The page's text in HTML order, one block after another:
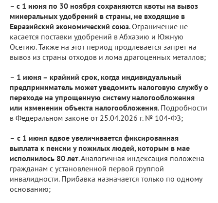
– с 1 июня по 30 ноября сохраняются квоты на вывоз
минеральных удобрений в страны, не входящие в
Евразийский экономический союз. Ограничение не
касается поставки удобрений в Абхазию и Южную
Осетию. Также на этот период продлевается запрет на
вывоз из страны отходов и лома драгоценных металлов;
– 1 июня – крайний срок, когда индивидуальный
предприниматель может уведомить налоговую службу о
переходе на упрощенную систему налогообложения
или изменении объекта налогообложения. Подробности
в Федеральном законе от 25.04.2026 г. № 104-ФЗ;
– с 1 июня вдвое увеличивается фиксированная
выплата к пенсии у пожилых людей, которым в мае
исполнилось 80 лет. Аналогичная индексация положена
гражданам с установленной первой группой
инвалидности. Прибавка назначается только по одному
основанию;